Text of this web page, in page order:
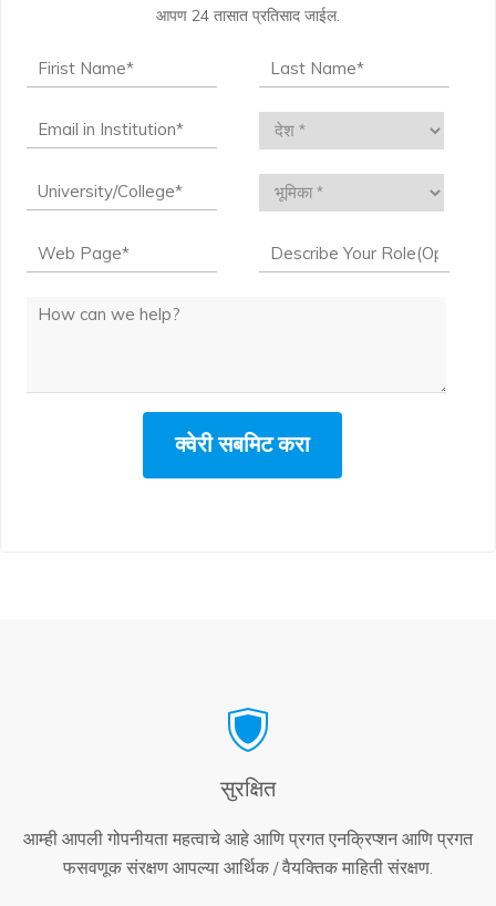
आपण 24 तासात प्रतिसाद जाईल.
क्वेरी सबमिट करा
सुरक्षित
आम्ही आपली गोपनीयता महत्वाचे आहे आणि प्रगत एनक्रिप्शन आणि प्रगत
फसवणूक संरक्षण आपल्या आर्थिक / वैयक्तिक माहिती संरक्षण.